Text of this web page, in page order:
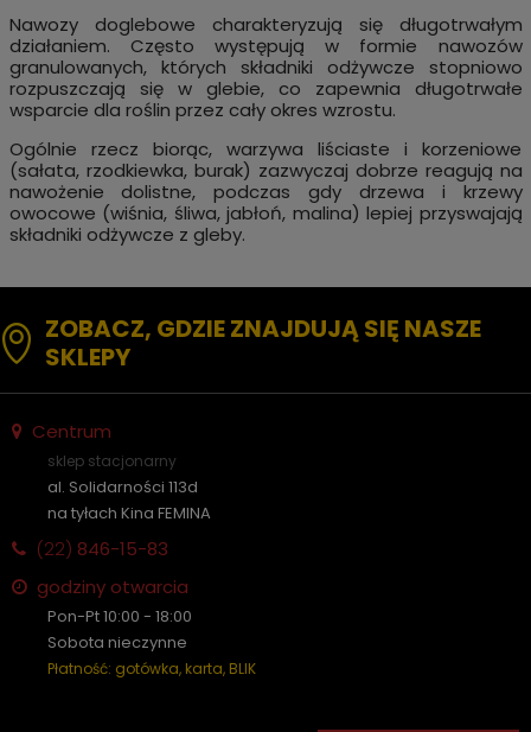
Nawozy doglebowe charakteryzują się długotrwałym
działaniem. Często występują w formie nawozów
granulowanych, których składniki odżywcze stopniowo
rozpuszczają się w glebie, co zapewnia długotrwałe
wsparcie dla roślin przez cały okres wzrostu.
Ogólnie rzecz biorąc, warzywa liściaste i korzeniowe
(sałata, rzodkiewka, burak) zazwyczaj dobrze reagują na
nawożenie dolistne, podczas gdy drzewa i krzewy
owocowe (wiśnia, śliwa, jabłoń, malina) lepiej przyswajają
składniki odżywcze z gleby.
ZOBACZ, GDZIE ZNAJDUJĄ SIĘ NASZE
SKLEPY
Centrum
sklep stacjonarny
al. Solidarności 113d
na tyłach Kina FEMINA
(22) 846-15-83
godziny otwarcia
Pon-Pt 10:00 - 18:00
Sobota nieczynne
Płatność: gotówka, karta, BLIK